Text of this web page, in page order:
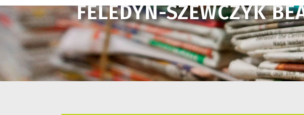
FELEDYN-SZEWCZYK